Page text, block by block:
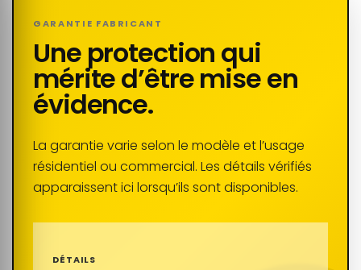
GARANTIE FABRICANT
Une protection qui
mérite d’être mise en
évidence.
La garantie varie selon le modèle et l’usage
résidentiel ou commercial. Les détails vérifiés
apparaissent ici lorsqu’ils sont disponibles.
DÉTAILS